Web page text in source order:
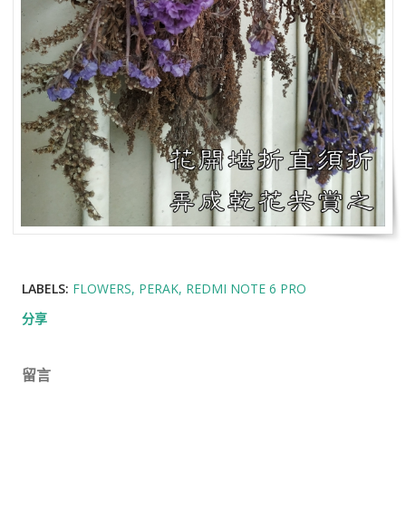
LABELS: FLOWERS PERAK REDMI NOTE 6 PRO
分享
留言